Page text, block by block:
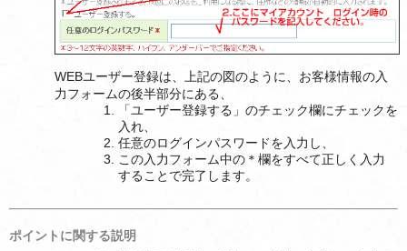
WEBユーザー登録は、上記の図のように、お客様情報の入
力フォームの後半部分にある、
「ユーザー登録する」のチェック欄にチェックを
入れ、
任意のログインパスワードを入力し、
この入力フォーム中の＊欄をすべて正しく入力
することで完了します。
ポイントに関する説明